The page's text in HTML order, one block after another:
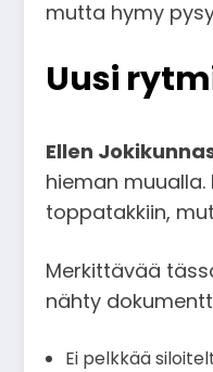
mutta hymy
Uusi
Ellen
hieman
toppatakkiin,
Merkittävää
nähty
Ei pelkkää